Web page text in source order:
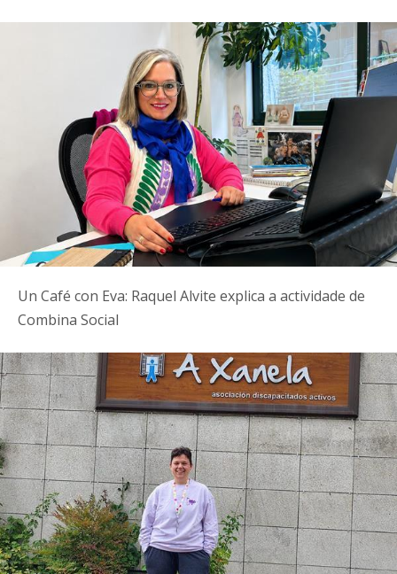
Un Café con Eva: Raquel Alvite explica a actividade de
Combina Social